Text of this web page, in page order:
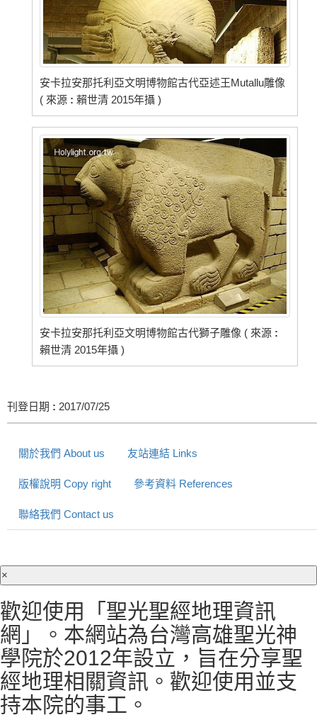
安卡拉安那托利亞文明博物館古代亞述王Mutallu雕像
( 來源 : 賴世清 2015年攝 )
安卡拉安那托利亞文明博物館古代獅子雕像 ( 來源 :
賴世清 2015年攝 )
刊登日期 : 2017/07/25
關於我們 About us 友站連結 Links
版權說明 Copy right 參考資料 References
聯絡我們 Contact us
×
歡迎使用「聖光聖經地理資訊
網」。本網站為台灣高雄聖光神
學院於2012年設立，旨在分享聖
經地理相關資訊。歡迎使用並支
持本院的事工。